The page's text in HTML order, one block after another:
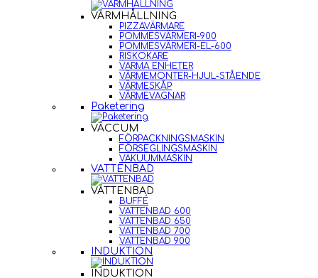
VARMHÅLLNING
PIZZAVÄRMARE
POMMESVÄRMERI-900
POMMESVÄRMERI-EL-600
RISKOKARE
VARMA ENHETER
VÄRMEMONTER-HJUL-STÅENDE
VÄRMESKÅP
VÄRMEVAGNAR
Paketering
VACCUM
FÖRPACKNINGSMASKIN
FÖRSEGLINGSMASKIN
VAKUUMMASKIN
VATTENBAD
VATTENBAD
BUFFÉ
VATTENBAD 600
VATTENBAD 650
VATTENBAD 700
VATTENBAD 900
INDUKTION
INDUKTION